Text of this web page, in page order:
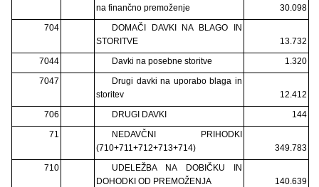
na finančno premoženje
30.098
704
DOMAČI DAVKI NA BLAGO IN
STORITVE
13.732
7044
Davki na posebne storitve
1.320
7047
Drugi davki na uporabo blaga in
storitev
12.412
706
DRUGI DAVKI
144
71
NEDAVČNI PRIHODKI
(710+711+712+713+714)
349.783
710
UDELEŽBA NA DOBIČKU IN
DOHODKI OD PREMOŽENJA
140.639